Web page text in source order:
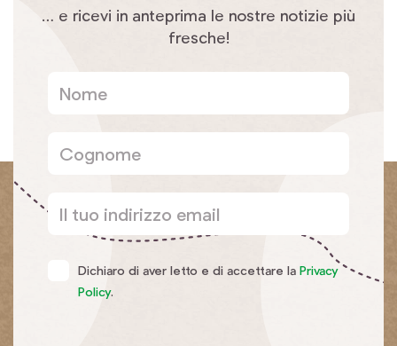
… e ricevi in anteprima le nostre notizie più
fresche!
Dichiaro di aver letto e di accettare la Privacy
Policy.